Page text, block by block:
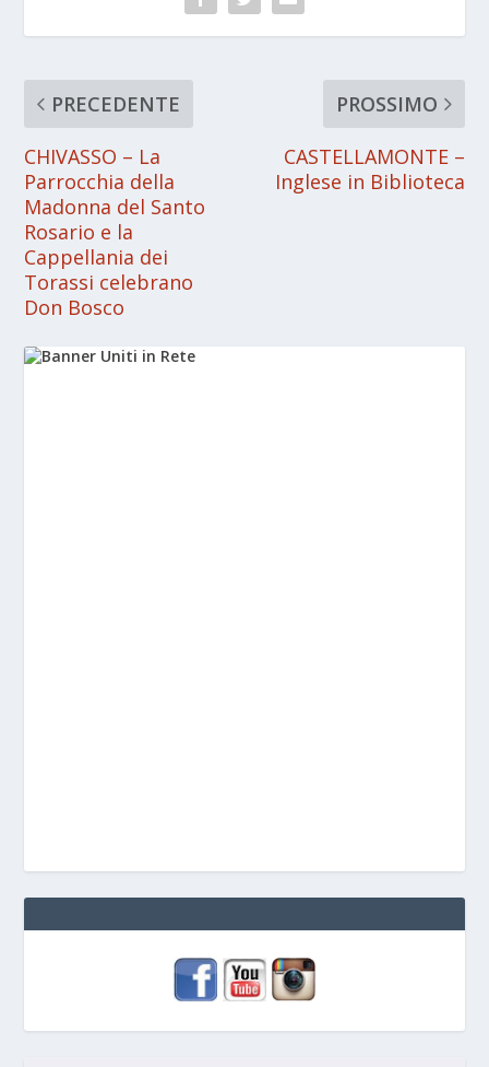
PRECEDENTE
CHIVASSO – La
Parrocchia della
Madonna del Santo
Rosario e la
Cappellania dei
Torassi celebrano
Don Bosco
PROSSIMO
CASTELLAMONTE –
Inglese in Biblioteca